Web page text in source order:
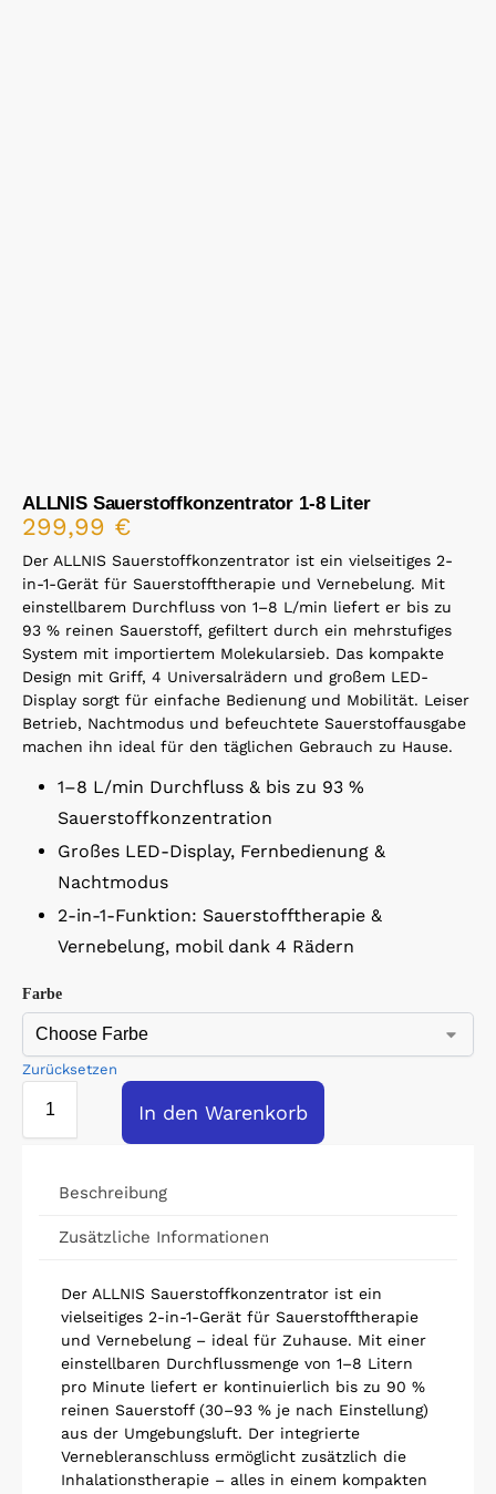
ALLNIS Sauerstoffkonzentrator 1-8 Liter
299,99 €
Der ALLNIS Sauerstoffkonzentrator ist ein vielseitiges 2-
in-1-Gerät für Sauerstofftherapie und Vernebelung. Mit
einstellbarem Durchfluss von 1–8 L/min liefert er bis zu
93 % reinen Sauerstoff, gefiltert durch ein mehrstufiges
System mit importiertem Molekularsieb. Das kompakte
Design mit Griff, 4 Universalrädern und großem LED-
Display sorgt für einfache Bedienung und Mobilität. Leiser
Betrieb, Nachtmodus und befeuchtete Sauerstoffausgabe
machen ihn ideal für den täglichen Gebrauch zu Hause.
1–8 L/min Durchfluss & bis zu 93 %
Sauerstoffkonzentration
Großes LED-Display, Fernbedienung &
Nachtmodus
2-in-1-Funktion: Sauerstofftherapie &
Vernebelung, mobil dank 4 Rädern
Farbe
Zurücksetzen
In den Warenkorb
Beschreibung
Zusätzliche Informationen
Der ALLNIS Sauerstoffkonzentrator ist ein
vielseitiges 2-in-1-Gerät für Sauerstofftherapie
und Vernebelung – ideal für Zuhause. Mit einer
einstellbaren Durchflussmenge von 1–8 Litern
pro Minute liefert er kontinuierlich bis zu 90 %
reinen Sauerstoff (30–93 % je nach Einstellung)
aus der Umgebungsluft. Der integrierte
Vernebleranschluss ermöglicht zusätzlich die
Inhalationstherapie – alles in einem kompakten